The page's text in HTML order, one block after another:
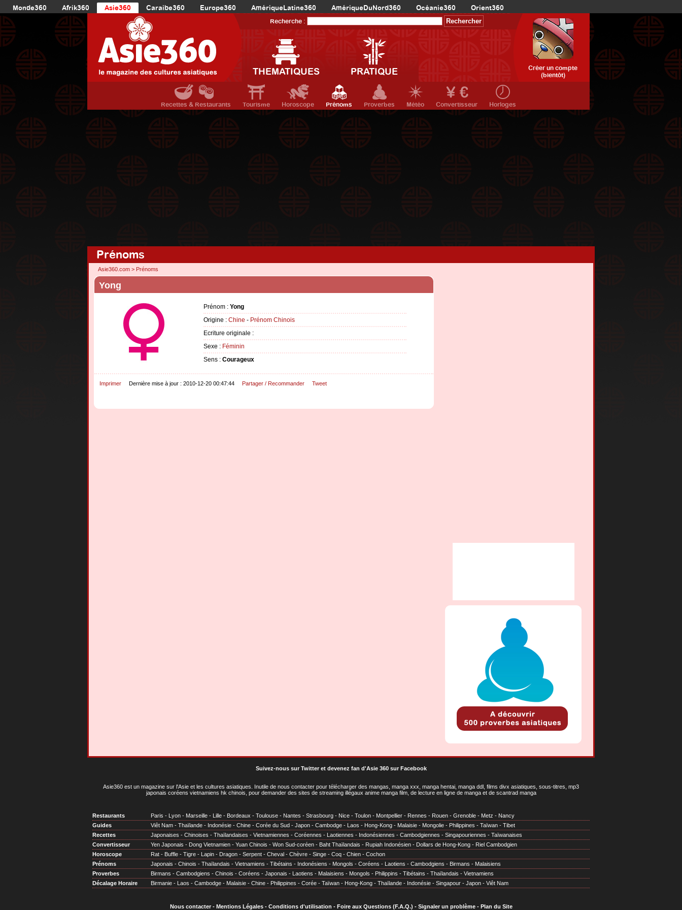
Monde360 Afrik360 Asie360 Caraibe360 Europe360 AmériqueLatine360 AmériqueDuNord360 Océanie360 Orient360
Recherche :
THEMATIQUES PRATIQUE
Créer un compte
(bientôt)
Recettes & Restaurants Tourisme Horoscope Prénoms Proverbes Météo Convertisseur Horloges
Prénoms
Asie360.com > Prénoms
Yong
Prénom : Yong
Origine : Chine - Prénom Chinois
Ecriture originale :
Sexe : Féminin
Sens : Courageux
Imprimer Dernière mise à jour : 2010-12-20 00:47:44 Partager / Recommander Tweet
Suivez-nous sur Twitteret devenez fan d'Asie 360 sur Facebook
Asie360 est un magazine sur l'Asie et les cultures asiatiques . Inutile de nous contacter pour télécharger des mangas, manga xxx, manga hentai, manga ddl, films divx asiatiques, sous-titres, mp3
japonais coréens vietnamiens hk chinois, pour demander des sites de streaming illégaux anime manga film, de lecture en ligne de manga et de scantrad manga
Restaurants Paris - Lyon - Marseille - Lille - Bordeaux - Toulouse - Nantes - Strasbourg - Nice - Toulon - Montpellier - Rennes - Rouen - Grenoble - Metz - Nancy
Guides
Viêt Nam - Thaïlande - Indonésie - Chine - Corée du Sud - Japon - Cambodge - Laos - Hong-Kong - Malaisie - Mongolie - Philippines - Taïwan - Tibet
Recettes
Japonaises - Chinoises - Thaïlandaises - Vietnamiennes - Coréennes - Laotiennes - Indonésiennes - Cambodgiennes - Singapouriennes - Taïwanaises
Convertisseur
Yen Japonais - Dong Vietnamien - Yuan Chinois - Won Sud-coréen - Baht Thaïlandais - Rupiah Indonésien - Dollars de Hong-Kong - Riel Cambodgien
Horoscope
Rat - Buffle - Tigre - Lapin - Dragon - Serpent - Cheval - Chèvre - Singe - Coq - Chien - Cochon
Prénoms
Japonais - Chinois - Thaïlandais - Vietnamiens - Tibétains - Indonésiens - Mongols - Coréens - Laotiens - Cambodgiens - Birmans - Malaisiens
Proverbes
Birmans - Cambodgiens - Chinois - Coréens - Japonais - Laotiens - Malaisiens - Mongols - Philippins - Tibétains - Thaïlandais - Vietnamiens
Décalage Horaire
Birmanie - Laos - Cambodge - Malaisie - Chine - Philippines - Corée - Taïwan - Hong-Kong - Thaïlande - Indonésie - Singapour - Japon - Viêt Nam
Nous contacter- Mentions Légales- Conditions d'utilisation - Foire aux Questions (F.A.Q.) - Signaler un problème- Plan du Site